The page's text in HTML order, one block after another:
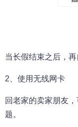
当长假结束之后，
2、使用无线网卡
回老家的卖家朋友
题。